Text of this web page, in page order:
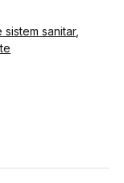
sistem sanitar,